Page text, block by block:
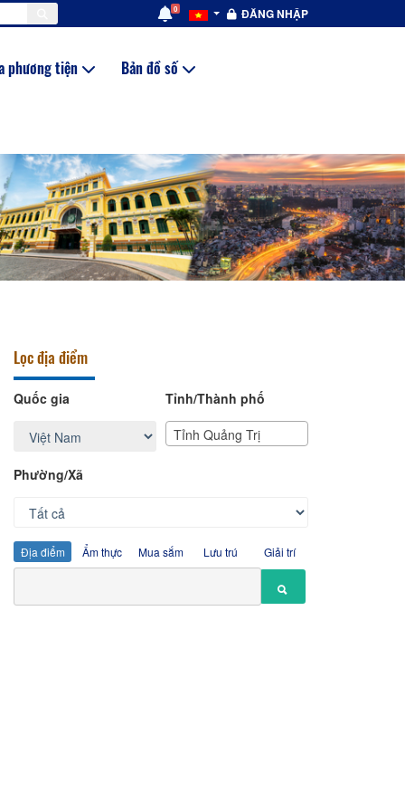
0 ĐĂNG NHẬP
phương tiện Bản đồ số
Lọc địa điểm
Quốc gia
Tỉnh/Thành phố
Tỉnh Quảng Trị
Phường/Xã
Địa điểm Ẩm thực Mua sắm Lưu trú Giải trí